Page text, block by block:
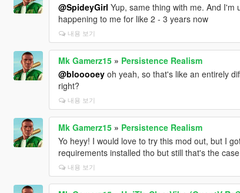
@SpideyGirl Yup, same thing with me. And I'm
happening to me for like 2 - 3 years now
내용 보기
Mk Gamerz15» Persistence Realism
@blooooeyoh yeah, so that's like an entirely
right?
내용 보기
Mk Gamerz15» Persistence Realism
Yo heyy! I would love to try this mod out, but I
requirements installed tho but still that's the case
내용 보기